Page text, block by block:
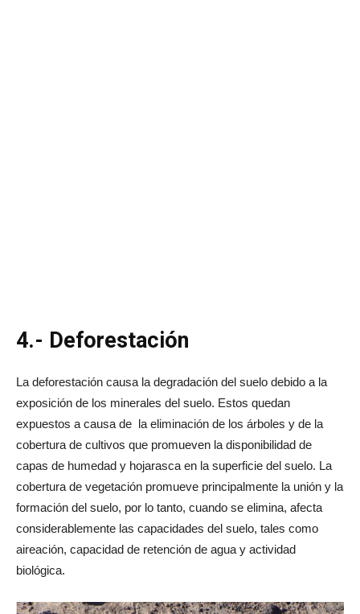
4.- Deforestación
La deforestación causa la degradación del suelo debido a la
exposición de los minerales del suelo. Estos quedan
expuestos a causa de la eliminación de los árboles y de la
cobertura de cultivos que promueven la disponibilidad de
capas de humedad y hojarasca en la superficie del suelo. La
cobertura de vegetación promueve principalmente la unión y la
formación del suelo, por lo tanto, cuando se elimina, afecta
considerablemente las capacidades del suelo, tales como
aireación, capacidad de retención de agua y actividad
biológica.